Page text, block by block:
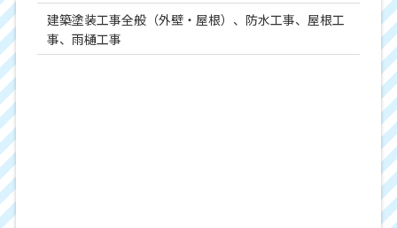
建築塗装工事全般（外壁・屋根）、防水工事、屋根工
事、雨樋工事